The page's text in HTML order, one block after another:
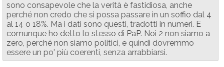
sono consapevole che la verità è fastidiosa, anche
perché non credo che si possa passare in un soffio dal 4
al 14 o 18%. Ma i dati sono questi, tradotti in numeri. E
comunque ho detto lo stesso di PaP. Noi 2 non siamo a
zero, perché non siamo politici, e quindi dovremmo
essere un po' più coerenti, senza arrabbiarsi.